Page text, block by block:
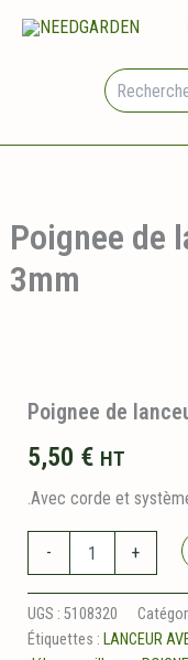
Poignee de
3mm
Poignee de
5,50 € HT
.Avec corde et
-
de
lanceur
avec
+
UGS : 5108320
Étiquettes : LANCEUR